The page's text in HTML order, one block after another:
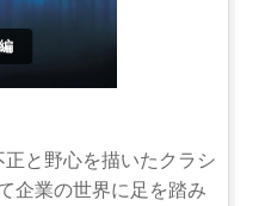
と野心を描いたクラシ
企業の世界に足を踏み